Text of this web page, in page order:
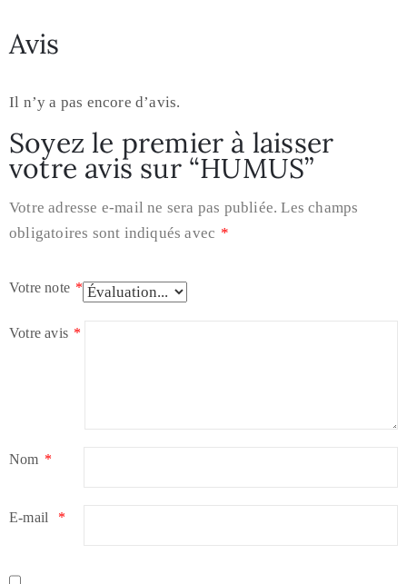
Avis
Il n’y a pas encore d’avis.
Soyez le premier à laisser
votre avis sur “HUMUS”
Votre adresse e-mail ne sera pas publiée. Les champs
obligatoires sont indiqués avec *
Votre note *
Votre avis *
Nom *
E-mail *